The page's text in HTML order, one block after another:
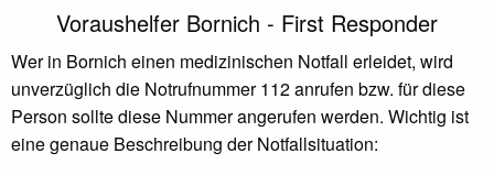
Voraushelfer Bornich - First Responder
Wer in Bornich einen medizinischen Notfall erleidet, wird
unverzüglich die Notrufnummer 112 anrufen bzw. für diese
Person sollte diese Nummer angerufen werden. Wichtig ist
eine genaue Beschreibung der Notfallsituation: